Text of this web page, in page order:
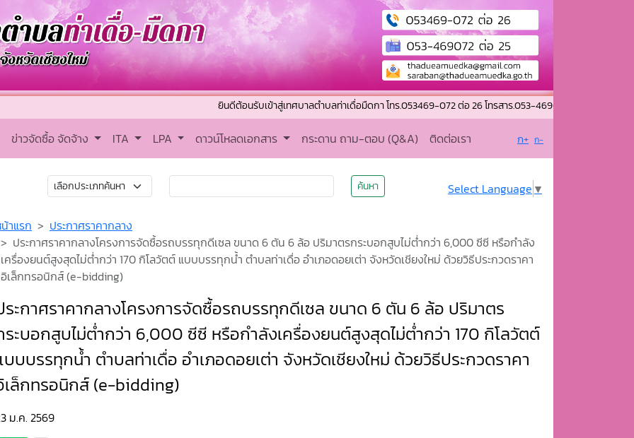
ยินดีต้อนรับเข้าสู่เทศบาลตำบลท่าเดื่อมืดกา โทร.053469-072 ต่อ 26 โทรสาร.053-469072 ต่อ 25 อีเมล :
ข่าวจัดซื้อ จัดจ้าง ITA LPA ดาวน์โหลดเอกสาร กระดาน ถาม-ตอบ (Q&A) ติดต่อเรา ก+ ก-
ค้นหา Select Language ▼
าแรก
ประกาศราคากลาง
ประกาศราคากลางโครงการจัดซื้อรถบรรทุกดีเซล ขนาด 6 ตัน 6 ล้อ ปริมาตรกระบอกสูบไม่ต่ำกว่า 6,000 ซีซี หรือกำลัง
เครื่องยนต์สูงสุดไม่ต่ำกว่า 170 กิโลวัตต์ แบบบรรทุกน้ำ ตำบลท่าเดื่อ อำเภอดอยเต่า จังหวัดเชียงใหม่ ด้วยวิธีประกวดราคา
อิเล็กทรอนิกส์ (e-bidding)
ะกาศราคากลางโครงการจัดซื้อรถบรรทุกดีเซล ขนาด 6 ตัน 6 ล้อ ปริมาตร
ะบอกสูบไม่ต่ำกว่า 6,000 ซีซี หรือกำลังเครื่องยนต์สูงสุดไม่ต่ำกว่า 170 กิโลวัตต์
บบรรทุกน้ำ ตำบลท่าเดื่อ อำเภอดอยเต่า จังหวัดเชียงใหม่ ด้วยวิธีประกวดราคา
เล็กทรอนิกส์ (e-bidding)
ม.ค. 2569